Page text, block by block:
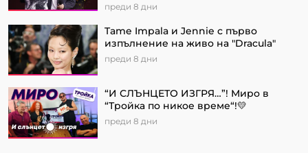
преди 8 дни
Tame Impala и Jennie с първо
изпълнение на живо на "Dracula"
преди 8 дни
“И СЛЪНЦЕТО ИЗГРЯ…”! Миро в
“Тройка по никое време“!💛
преди 8 дни